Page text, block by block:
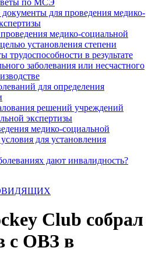
по МСЭ
для проведения медико-
медико-социальной
установления степени
трудоспособности в результате
заболевания или несчастного
для определения
решений учреждений
экспертизы
медико-социальной
для установления
дают инвалидность?
Club собрал
с ОВЗ в